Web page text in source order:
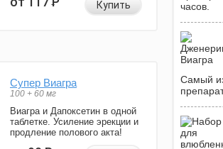
Купить
Супер Виагра
100 + 60 мг
Виагра и Дапоксетин в одной
таблетке. Усиление эрекции и
продление полового акта!
часов.
Самый